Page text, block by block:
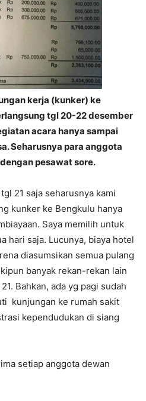
kerja (kunker) ke
tgl 20-22 desember
acara hanya sampai
Seharusnya para anggota
pesawat sore.
21 saja seharusnya kami
kunker ke Bengkulu hanya
Saya memilih untuk
hari saja. Lucunya, biaya hotel
diasumsikan semua pulang
banyak rekan-rekan lain
Bahkan, ada yg pagi sudah
kunjungan ke rumah sakit
kependudukan di siang
setiap anggota dewan